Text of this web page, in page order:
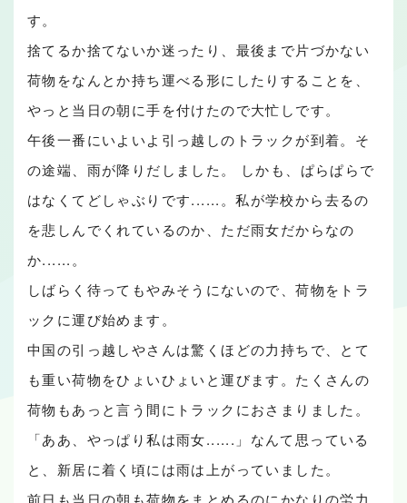
す。
捨てるか捨てないか迷ったり、最後まで片づかない
荷物をなんとか持ち運べる形にしたりすることを、
やっと当日の朝に手を付けたので大忙しです。
午後一番にいよいよ引っ越しのトラックが到着。そ
の途端、雨が降りだしました。 しかも、ぱらぱらで
はなくてどしゃぶりです......。私が学校から去るの
を悲しんでくれているのか、ただ雨女だからなの
か......。
しばらく待ってもやみそうにないので、荷物をトラ
ックに運び始めます。
中国の引っ越しやさんは驚くほどの力持ちで、とて
も重い荷物をひょいひょいと運びます。たくさんの
荷物もあっと言う間にトラックにおさまりました。
「ああ、やっぱり私は雨女......」なんて思っている
と、新居に着く頃には雨は上がっていました。
前日も当日の朝も荷物をまとめるのにかなりの労力